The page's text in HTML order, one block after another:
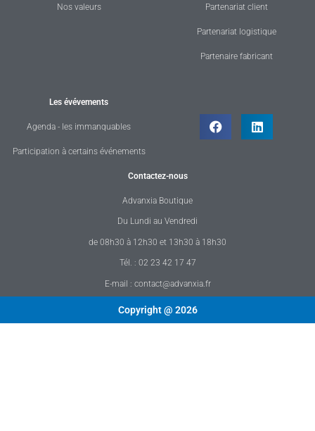
Nos valeurs Partenariat client
Partenariat logistique
Partenaire fabricant
Les évévements
Agenda - les immanquables
Participation à certains événements
Contactez-nous
Advanxia Boutique
Du Lundi au Vendredi
de 08h30 à 12h30 et 13h30 à 18h30
Tél. : 02 23 42 17 47
E-mail : contact@advanxia.fr
Copyright @ 2026